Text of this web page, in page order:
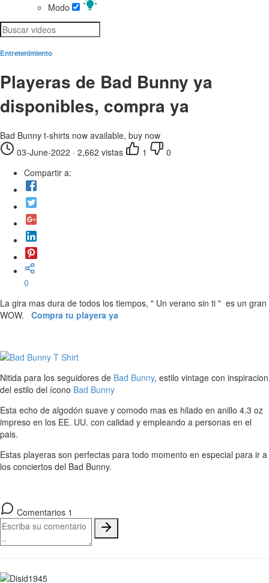
Modo
Entretenimiento
Playeras de Bad Bunny ya
disponibles, compra ya
Bad Bunny t-shirts now available, buy now
03-June-2022 · 2,662 vistas 1
0
Compartir a:
0
La gira mas dura de todos los tiempos, " Un verano sin ti " es un gran
WOW. Compra tu playera ya
Nitida para los seguidores de Bad Bunny, estilo vintage con inspiracion
del estilo del ícono Bad Bunny
Esta echo de algodón suave y comodo mas es hilado en anillo 4.3 oz
impreso en los EE. UU. con calidad y empleando a personas en el
pais.
Estas playeras son perfectas para todo momento en especial para ir a
los conciertos del Bad Bunny.
Comentarios 1